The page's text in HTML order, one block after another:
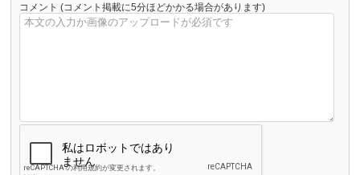
コメント (コメント掲載に5分ほどかかる場合があります)